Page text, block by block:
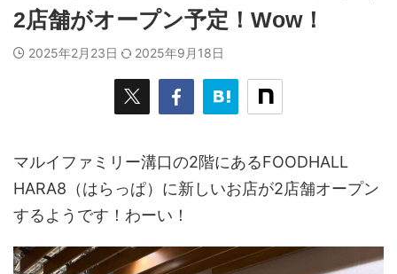
2店舗がオープン予定！Wow！
2025年2月23日 2025年9月18日
マルイファミリー溝口の2階にあるFOODHALL
HARA8（はらっぱ）に新しいお店が2店舗オープン
するようです！わーい！